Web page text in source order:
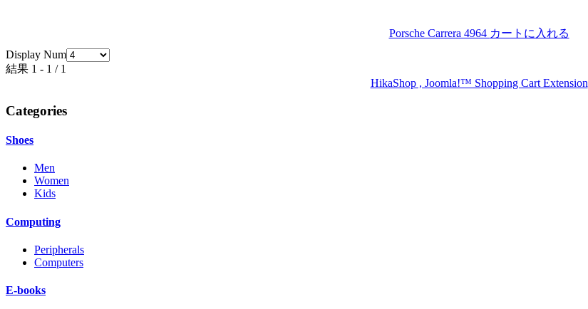
Porsche Carrera 4964 カートに入れる
Display Num
結果 1 - 1 / 1
HikaShop , Joomla!™ Shopping Cart Extension
Categories
Shoes
Men
Women
Kids
Computing
Peripherals
Computers
E-books